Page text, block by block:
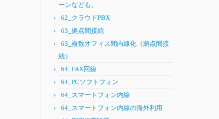
ーンなども。
62_クラウドPBX
63_拠点間接続
63_複数オフィス間内線化（拠点間接
続）
64_FAX回線
64_PCソフトフォン
64_スマートフォン内線
64_スマートフォン内線の海外利用